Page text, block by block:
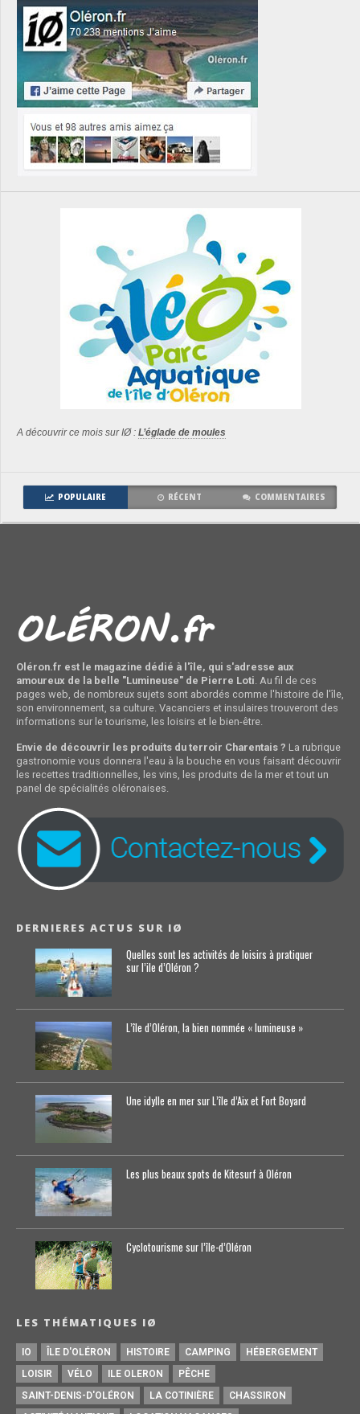
A découvrir ce mois sur IØ : L’églade de moules
POPULAIRE RÉCENT COMMENTAIRES
Oléron.fr est le magazine dédié à l'île, qui s'adresse aux
amoureux de la belle "Lumineuse" de Pierre Loti. Au fil de ces
pages web, de nombreux sujets sont abordés comme l'histoire de l'île,
son environnement, sa culture. Vacanciers et insulaires trouveront des
informations sur le tourisme, les loisirs et le bien-être.
Envie de découvrir les produits du terroir Charentais ? La rubrique
gastronomie vous donnera l'eau à la bouche en vous faisant découvrir
les recettes traditionnelles, les vins, les produits de la mer et tout un
panel de spécialités oléronaises.
DERNIERES ACTUS SUR IØ
Quelles sont les activités de loisirs à pratiquer
sur l’ile d’Oléron ?
L’île d’Oléron, la bien nommée « lumineuse »
Une idylle en mer sur L’île d’Aix et Fort Boyard
Les plus beaux spots de Kitesurf à Oléron
Cyclotourisme sur l’île-d’0léron
LES THÉMATIQUES IØ
IO ÎLE D'OLÉRON HISTOIRE CAMPING
HÉBERGEMENT
LOISIR
VÉLO ILE OLERON
PÊCHE
SAINT-DENIS-D'OLÉRON
LA COTINIÈRE
CHASSIRON